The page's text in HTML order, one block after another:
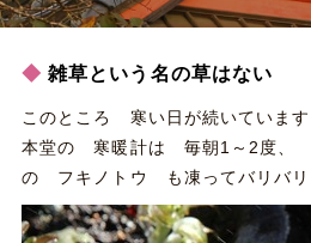
雑草という名の草はない
このところ 寒い日が続いています
本堂の 寒暖計は 毎朝1～2度、
の フキノトウ も凍ってバリバリ